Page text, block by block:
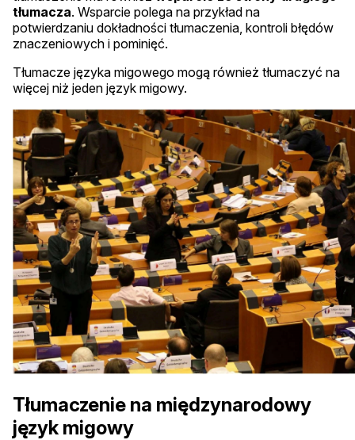
tłumacza. Wsparcie polega na przykład na
potwierdzaniu dokładności tłumaczenia, kontroli błędów
znaczeniowych i pominięć.
Tłumacze języka migowego mogą również tłumaczyć na
więcej niż jeden język migowy.
Tłumaczenie na międzynarodowy
język migowy